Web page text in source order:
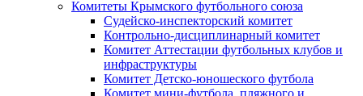
Комитеты Крымского футбольного союза
Судейско-инспекторский комитет
Контрольно-дисциплинарный комитет
Комитет Аттестации футбольных клубов и
инфраструктуры
Комитет Детско-юношеского футбола
Комитет мини-футбола, пляжного и